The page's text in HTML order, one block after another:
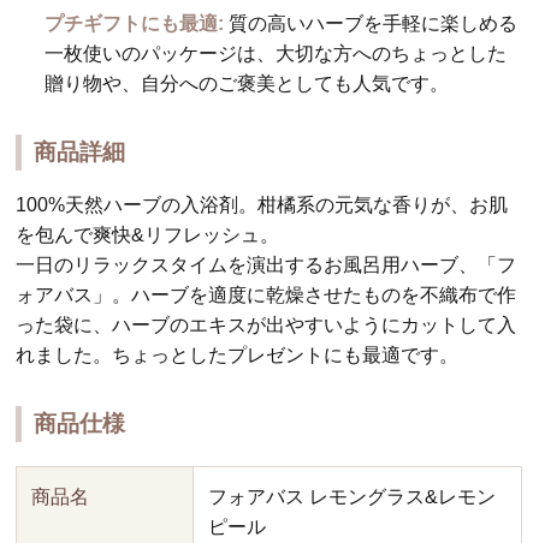
プチギフトにも最適: 質の高いハーブを手軽に楽しめる
一枚使いのパッケージは、大切な方へのちょっとした
贈り物や、自分へのご褒美としても人気です。
商品詳細
100%天然ハーブの入浴剤。柑橘系の元気な香りが、お肌
を包んで爽快&リフレッシュ。
一日のリラックスタイムを演出するお風呂用ハーブ、「フ
ォアバス」。ハーブを適度に乾燥させたものを不織布で作
った袋に、ハーブのエキスが出やすいようにカットして入
れました。ちょっとしたプレゼントにも最適です。
商品仕様
商品名
フォアバス レモングラス&レモン
ピール